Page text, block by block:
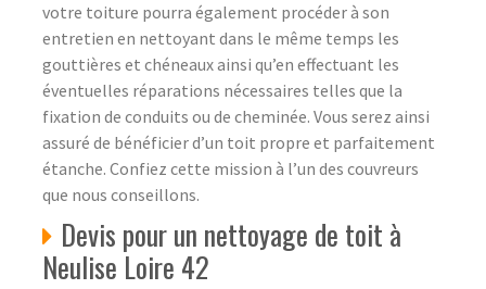
votre toiture pourra également procéder à son
entretien en nettoyant dans le même temps les
gouttières et chéneaux ainsi qu’en effectuant les
éventuelles réparations nécessaires telles que la
fixation de conduits ou de cheminée. Vous serez ainsi
assuré de bénéficier d’un toit propre et parfaitement
étanche. Confiez cette mission à l’un des couvreurs
que nous conseillons.
Devis pour un nettoyage de toit à
Neulise Loire 42